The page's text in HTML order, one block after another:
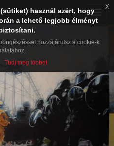
Toggle
használ azért, hogy
a lehető legjobb élményt
hozzájárulsz a cookie-k
Tudj meg többet
x